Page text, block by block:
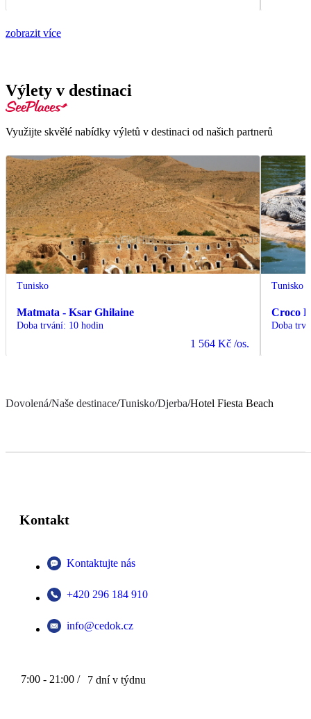
zobrazit více
Výlety v destinaci
Využijte skvělé nabídky výletů v destinaci od našich partnerů
Tunisko
Matmata - Ksar Ghilaine
Doba trvání: 10 hodin
1 564 Kč /os.
Tunisko
Croco
Doba
Dovolená/Naše destinace/Tunisko/Djerba/Hotel Fiesta Beach
Kontakt
Kontaktujte nás
+420 296 184 910
info@cedok.cz
7:00 - 21:00 / 7 dní v týdnu